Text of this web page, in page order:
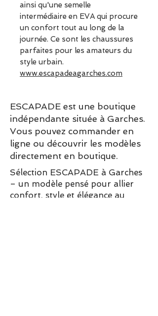
ainsi qu'une semelle
intermédiaire en EVA qui procure
un confort tout au long de la
journée. Ce sont les chaussures
parfaites pour les amateurs du
style urbain.
www.escapadeagarches.com
ESCAPADE est une boutique
indépendante située à Garches.
Vous pouvez commander en
ligne ou découvrir les modèles
directement en boutique.
Sélection ESCAPADE à Garches
– un modèle pensé pour allier
confort, style et élégance au